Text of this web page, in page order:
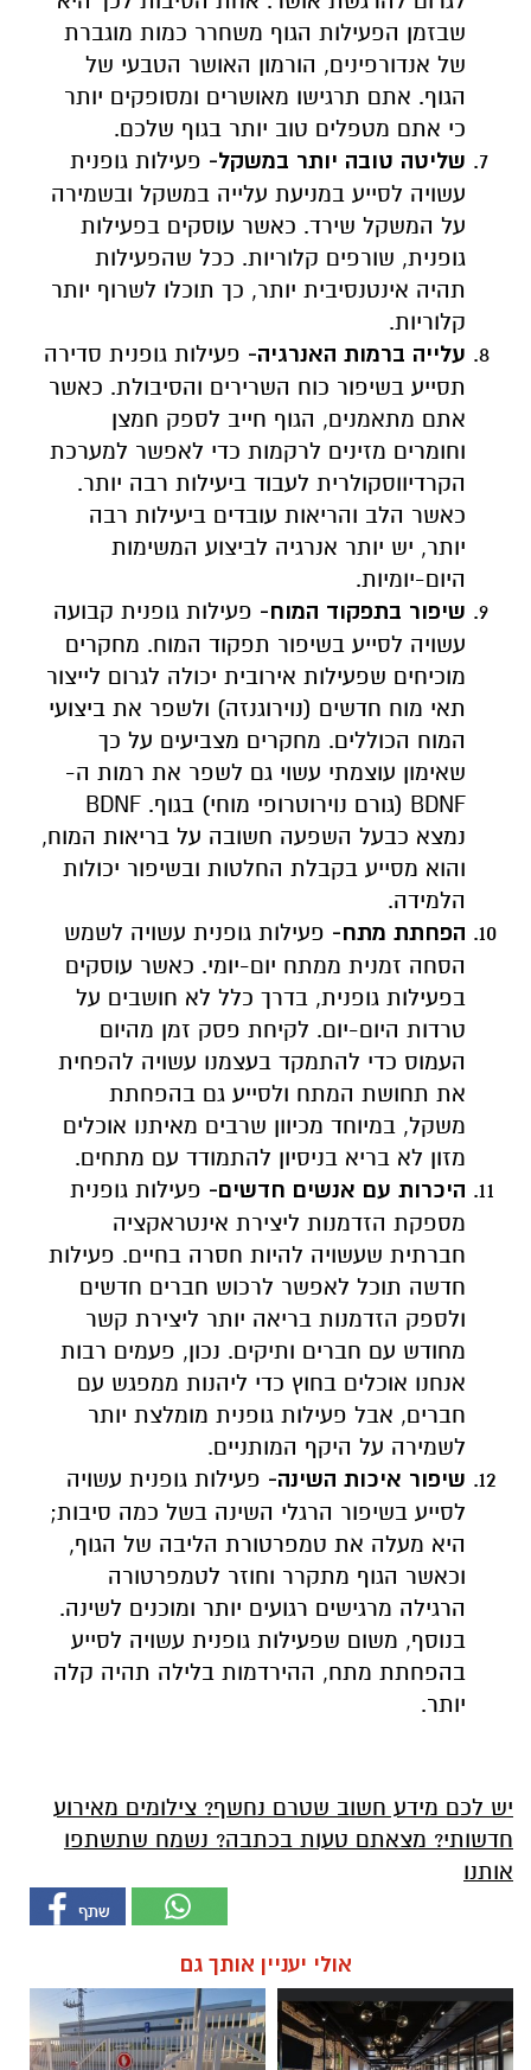
שבזמן הפעילות הגוף משחרר כמות מוגברת
של אנדורפינים, הורמון האושר הטבעי של
הגוף. אתם תרגישו מאושרים ומסופקים יותר
כי אתם מטפלים טוב יותר בגוף שלכם.
שליטה טובה יותר במשקל- פעילות גופנית
עשויה לסייע במניעת עלייה במשקל ובשמירה
על המשקל שירד. כאשר עוסקים בפעילות
גופנית, שורפים קלוריות. ככל שהפעילות
תהיה אינטנסיבית יותר, כך תוכלו לשרוף יותר
קלוריות.
עלייה ברמות האנרגיה- פעילות גופנית סדירה
תסייע בשיפור כוח השרירים והסיבולת. כאשר
אתם מתאמנים, הגוף חייב לספק חמצן
וחומרים מזינים לרקמות כדי לאפשר למערכת
הקרדיווסקולרית לעבוד ביעילות רבה יותר.
כאשר הלב והריאות עובדים ביעילות רבה
יותר, יש יותר אנרגיה לביצוע המשימות
היום-יומיות.
שיפור בתפקוד המוח- פעילות גופנית קבועה
עשויה לסייע בשיפור תפקוד המוח. מחקרים
מוכיחים שפעילות אירובית יכולה לגרום לייצור
תאי מוח חדשים (נוירוגנזה) ולשפר את ביצועי
המוח הכוללים. מחקרים מצביעים על כך
שאימון עוצמתי עשוי גם לשפר את רמות ה-
BDNF (גורם נוירוטרופי מוחי) בגוף. BDNF
נמצא כבעל השפעה חשובה על בריאות המוח,
והוא מסייע בקבלת החלטות ובשיפור יכולות
הלמידה.
הפחתת מתח- פעילות גופנית עשויה לשמש
הסחה זמנית ממתח יום-יומי. כאשר עוסקים
בפעילות גופנית, בדרך כלל לא חושבים על
טרדות היום-יום. לקיחת פסק זמן מהיום
העמוס כדי להתמקד בעצמנו עשויה להפחית
את תחושת המתח ולסייע גם בהפחתת
משקל, במיוחד מכיוון שרבים מאיתנו אוכלים
מזון לא בריא בניסיון להתמודד עם מתחים.
היכרות עם אנשים חדשים- פעילות גופנית
מספקת הזדמנות ליצירת אינטראקציה
חברתית שעשויה להיות חסרה בחיים. פעילות
חדשה תוכל לאפשר לרכוש חברים חדשים
ולספק הזדמנות בריאה יותר ליצירת קשר
מחודש עם חברים ותיקים. נכון, פעמים רבות
אנחנו אוכלים בחוץ כדי ליהנות ממפגש עם
חברים, אבל פעילות גופנית מומלצת יותר
לשמירה על היקף המותניים.
שיפור איכות השינה- פעילות גופנית עשויה
לסייע בשיפור הרגלי השינה בשל כמה סיבות;
היא מעלה את טמפרטורת הליבה של הגוף,
וכאשר הגוף מתקרר וחוזר לטמפרטורה
הרגילה מרגישים רגועים יותר ומוכנים לשינה.
בנוסף, משום שפעילות גופנית עשויה לסייע
בהפחתת מתח, ההירדמות בלילה תהיה קלה
יותר.
יש לכם מידע חשוב שטרם נחשף? צילומים מאירוע
חדשותי? מצאתם טעות בכתבה? נשמח שתשתפו
אותנו
אולי יעניין אותך גם